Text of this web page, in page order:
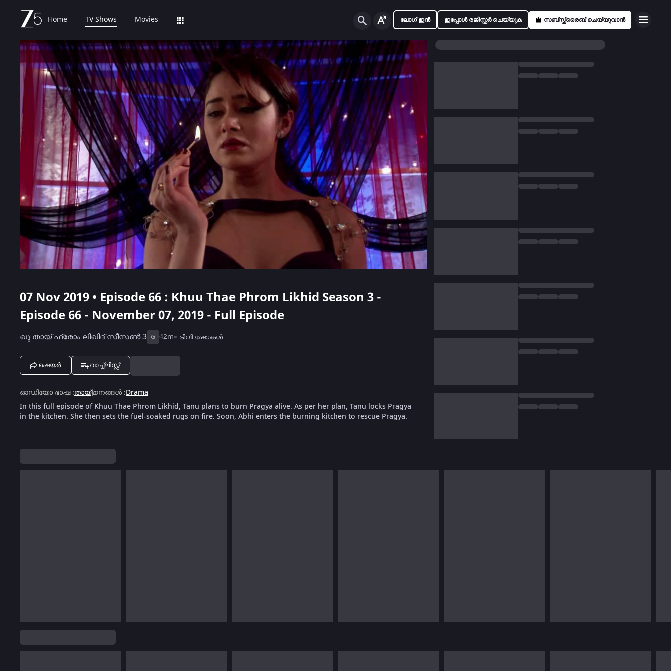
Home TV Shows Movies ലോഗ് ഇൻ ഇപ്പോൾ രജിസ്റ്റർ ചെയ്യുക സബ്സ്ക്രൈബ് ചെയ്യുവാൻ
07 Nov 2019 • Episode 66 : Khuu Thae Phrom Likhid Season 3 -
Episode 66 - November 07, 2019 - Full Episode
ഖു തായ് ഫ്രോം ലിഖിദ് സീസൺ 3 G 42m ടിവി ഷോകൾ
ഷെയർ വാച്ച്ലിസ്റ്റ്
ഓഡിയോ ഭാഷ:തായ്ഇനങ്ങൾ :Drama
In this full episode of Khuu Thae Phrom Likhid, Tanu plans to burn Pragya alive. As per her plan, Tanu locks Pragya
in the kitchen. She then sets the fuel-soaked rugs on fire. Soon, Abhi enters the burning kitchen to rescue Pragya.